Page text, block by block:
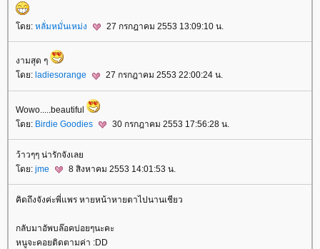
ดย: หลั่มหมั่นเหม่ง 27 กรกฎาคม 2553 13:09:10 น.
งามสุด ๆ
ดย: ladiesorange 27 กรกฎาคม 2553 22:00:24 น.
Wowo.....beautiful
ดย: Birdie Goodies 30 กรกฎาคม 2553 17:56:28 น.
ว้าวๆๆ น่ารักจังเล
ดย: jme 8 สิงหาคม 2553 14:01:53 น.
คิดถึงจังค่ะพี่แพร หายหน้าหายตาไปนานเชียว
กลับมาอัพบล๊อคบ่อยๆนะคะ
หนูจะคอยติดตามค่า :DD